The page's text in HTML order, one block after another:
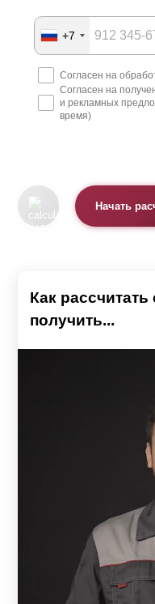
+7
Согласен на
Согласен на
и рекламных
время)
Начать
Как
получить...